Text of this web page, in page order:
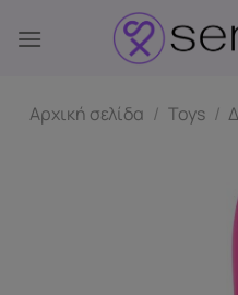
στο
Αρχική σελίδα / Toys /